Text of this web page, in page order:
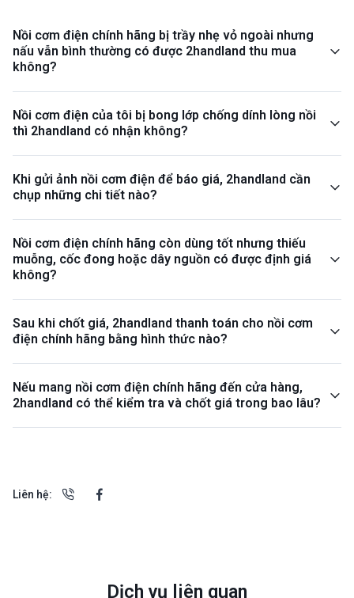
Nồi cơm điện chính hãng bị trầy nhẹ vỏ ngoài nhưng
nấu vẫn bình thường có được 2handland thu mua
không?
Nồi cơm điện của tôi bị bong lớp chống dính lòng nồi
thì 2handland có nhận không?
Khi gửi ảnh nồi cơm điện để báo giá, 2handland cần
chụp những chi tiết nào?
Nồi cơm điện chính hãng còn dùng tốt nhưng thiếu
muỗng, cốc đong hoặc dây nguồn có được định giá
không?
Sau khi chốt giá, 2handland thanh toán cho nồi cơm
điện chính hãng bằng hình thức nào?
Nếu mang nồi cơm điện chính hãng đến cửa hàng,
2handland có thể kiểm tra và chốt giá trong bao lâu?
Liên hệ:
Dịch vụ liên quan